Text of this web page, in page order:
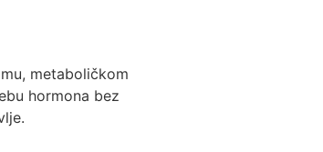
metaboličkom
hormona bez